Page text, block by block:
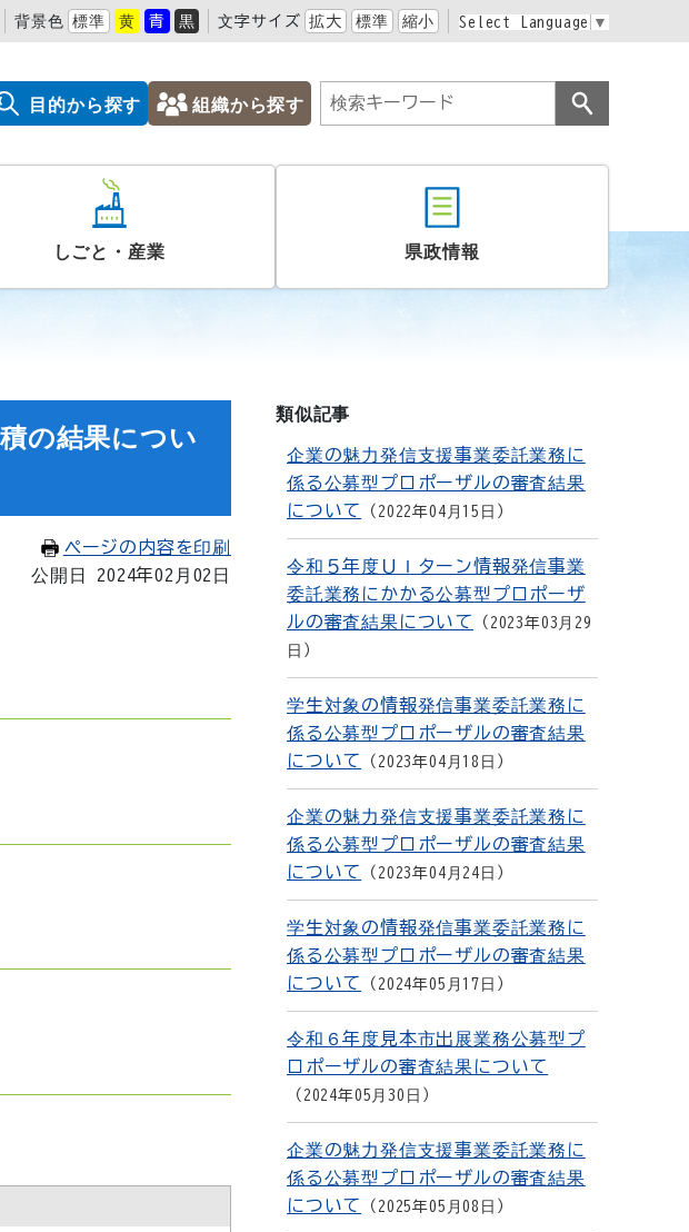
背景色 標準 黄 青 黒 文字サイズ 拡大 標準 縮小 Select Language ▼
目的から探す 組織から探す
しごと・産業 県政情報
の結果につい
ページの内容を印刷
公開日 2024年02月02日
類似記事
企業の魅力発信支援事業委託業務に
係る公募型プロポーザルの審査結果
について
2022年04月15日
令和５年度ＵＩターン情報発信事業
委託業務にかかる公募型プロポーザ
ルの審査結果について
2023年03月29
日
学生対象の情報発信事業委託業務に
係る公募型プロポーザルの審査結果
について
2023年04月18日
企業の魅力発信支援事業委託業務に
係る公募型プロポーザルの審査結果
について
2023年04月24日
学生対象の情報発信事業委託業務に
係る公募型プロポーザルの審査結果
について
2024年05月17日
令和６年度見本市出展業務公募型プ
ロポーザルの審査結果について
2024年05月30日
企業の魅力発信支援事業委託業務に
係る公募型プロポーザルの審査結果
について
2025年05月08日